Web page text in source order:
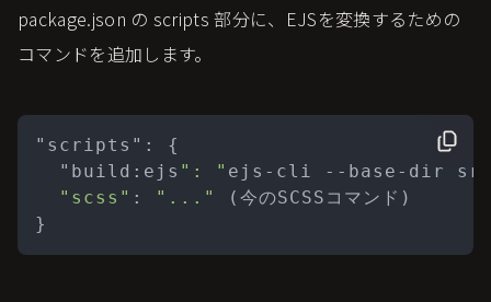
package.json の scripts 部分に、EJSを変換するための
コマンドを追加します。
"scripts": {
  "build:ejs
": " ejs-cli --base-dir
"scss" : "..."
(今のSCSSコマンド)